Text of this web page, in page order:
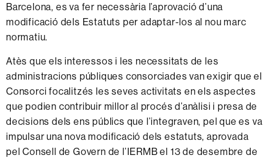
Barcelona, es va fer necessària l’aprovació d’una
modificació dels Estatuts per adaptar-los al nou marc
normatiu.
Atès que els interessos i les necessitats de les
administracions públiques consorciades van exigir que el
Consorci focalitzés les seves activitats en els aspectes
que podien contribuir millor al procés d’anàlisi i presa de
decisions dels ens públics que l’integraven, pel que es va
impulsar una nova modificació dels estatuts, aprovada
pel Consell de Govern de l’IERMB el 13 de desembre de